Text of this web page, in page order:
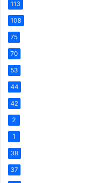
113
108
75
70
53
44
42
2
1
38
37